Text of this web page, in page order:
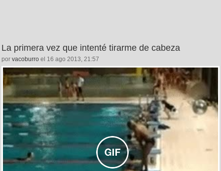
La primera vez que intenté tirarme de cabeza
por vacoburro el 16 ago 2013, 21:57